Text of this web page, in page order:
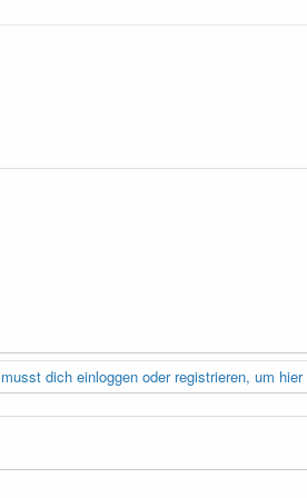
dich einloggen oder registrieren, um